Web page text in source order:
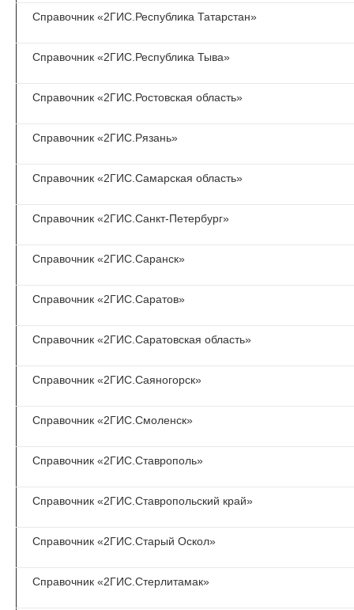
Справочник «2ГИС.Республика Татарстан»
Справочник «2ГИС.Республика Тыва»
Справочник «2ГИС.Ростовская область»
Справочник «2ГИС.Рязань»
Справочник «2ГИС.Самарская область»
Справочник «2ГИС.Санкт-Петербург»
Справочник «2ГИС.Саранск»
Справочник «2ГИС.Саратов»
Справочник «2ГИС.Саратовская область»
Справочник «2ГИС.Саяногорск»
Справочник «2ГИС.Смоленск»
Справочник «2ГИС.Ставрополь»
Справочник «2ГИС.Ставропольский край»
Справочник «2ГИС.Старый Оскол»
Справочник «2ГИС.Стерлитамак»